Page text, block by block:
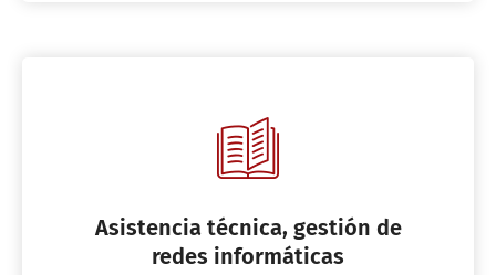
Asistencia técnica, gestión de
redes informáticas